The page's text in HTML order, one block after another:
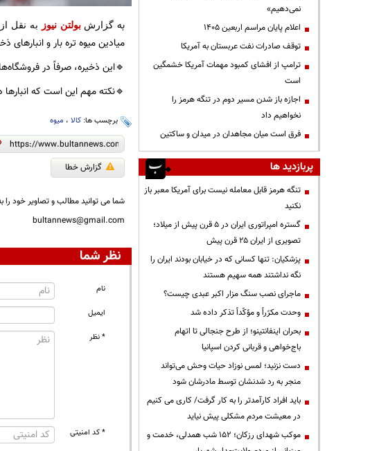
به گزارشبولتن نیوز به نقل از
میادین میوه تره بار و
🔹این ذخیره، صرفاً در
🔹نکته مهم این است که انبارها
برچسب ها: کالا، میوه
گزارش خطا
شما می توانید مطالب و تصاویر خود را
bultannews@gmail.com
نظر شما
نام
ایمیل
* نظر
* کد امنیتی
نمی‌دهیم»
اعلام پایان مراسم اربعین ۱۴۰۵
توقف صادرات نفت عربستان به آمریکا
ترامپ از افشای کمبود مهمات آمریکا خشمگین
است
اجازه باز شدن مسیر دوم در تنگه هرمز را
نخواهیم داد
فرق است میان مجاهدان در میدان و ساکتین
پربازدید ها
تنگه هرمز قابل معامله نیست برای آمریکا معبر باز
نکنید
گستره امپراتوری ایران در ۵ قرن پیش از میلاد؛
تصویری از ایران ۲۵ قرن پیش
پزشکیان: تنها کسانی که در خیابان بودند ایران را
نگه نداشتند همه سهیم هستند
ماجرای نصب سنگ مزار اکبر عبدی چیست؟
وحدت مکرّراً و مؤکّداً تذکر داده شد
بحران اینفانتینو؛ از طرح جنجالی تا اتهام
باج‌خواهی و قربانی کردن اسپانیا
دست نزنید؛ لمس نوزاد حیات وحش می‌تواند
منجر به رد شدنشان توسط مادرشان شود
باید افراد کارآمدتر را به کار گرفت/ کاری می کنیم
در معیشت مردم مشکلی پیش نیاید
موکب شهدای رزکان؛ ۱۵۲ شب همدلی، خدمت و